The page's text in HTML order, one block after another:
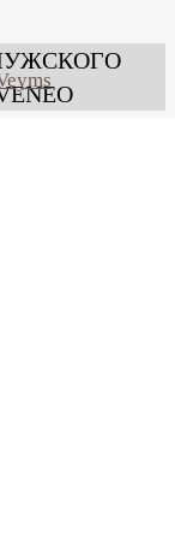
Veneo Prime